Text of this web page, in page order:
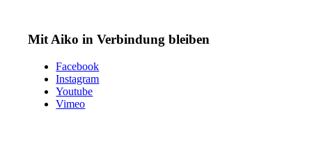
Mit Aiko in Verbindung bleiben
Facebook
Instagram
Youtube
Vimeo